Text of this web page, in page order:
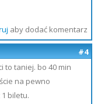
aby dodać komentarz
#4
to taniej. bo 40 min
na pewno
biletu.